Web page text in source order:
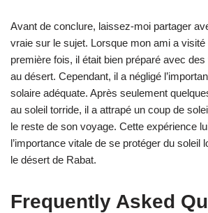
Avant de conclure, laissez-moi partager
vraie sur le sujet. Lorsque mon ami a visité
première fois, il était bien préparé avec
au désert. Cependant, il a négligé
solaire adéquate. Après seulement
au soleil torride, il a attrapé un coup de
le reste de son voyage. Cette expérience
l’importance vitale de se protéger du soleil
le désert de Rabat.
Frequently Asked